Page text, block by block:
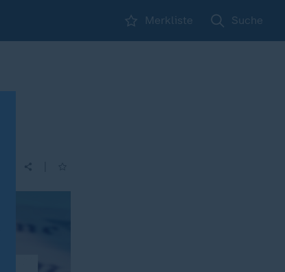
Merkliste Suche